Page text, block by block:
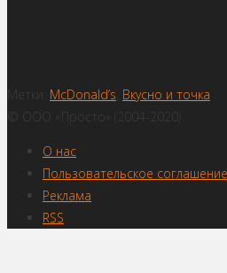
Метки: McDonald’s Вкусно и точка
© ООО «Просто» (2004-2020)
О нас
Пользовательское соглашение
Реклама
RSS